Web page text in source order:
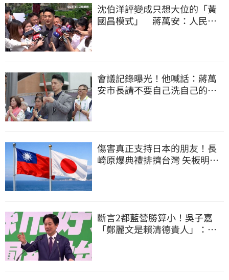
沈伯洋評變成只想大位的「黃
國昌模式」 蔣萬安：人民受
會議記錄曝光！他喊話：蔣萬
安市長請不要自己洗自己的記
傷害真正支持日本的朋友！長
崎原爆典禮排擠台灣 矢板明夫
斷言2都藍營勝算小！吳子嘉
「鄭麗文是賴清德貴人」：保